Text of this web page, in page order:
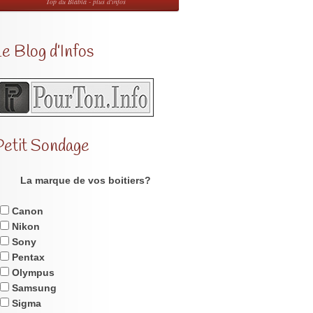
Blog d’Infos
Sondage
La marque de vos boitiers?
Canon
Nikon
Sony
Pentax
Olympus
Samsung
Sigma